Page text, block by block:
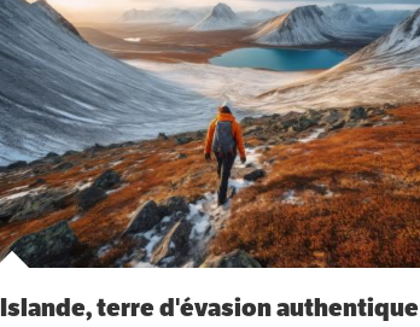
Islande, terre d'évasion authentique